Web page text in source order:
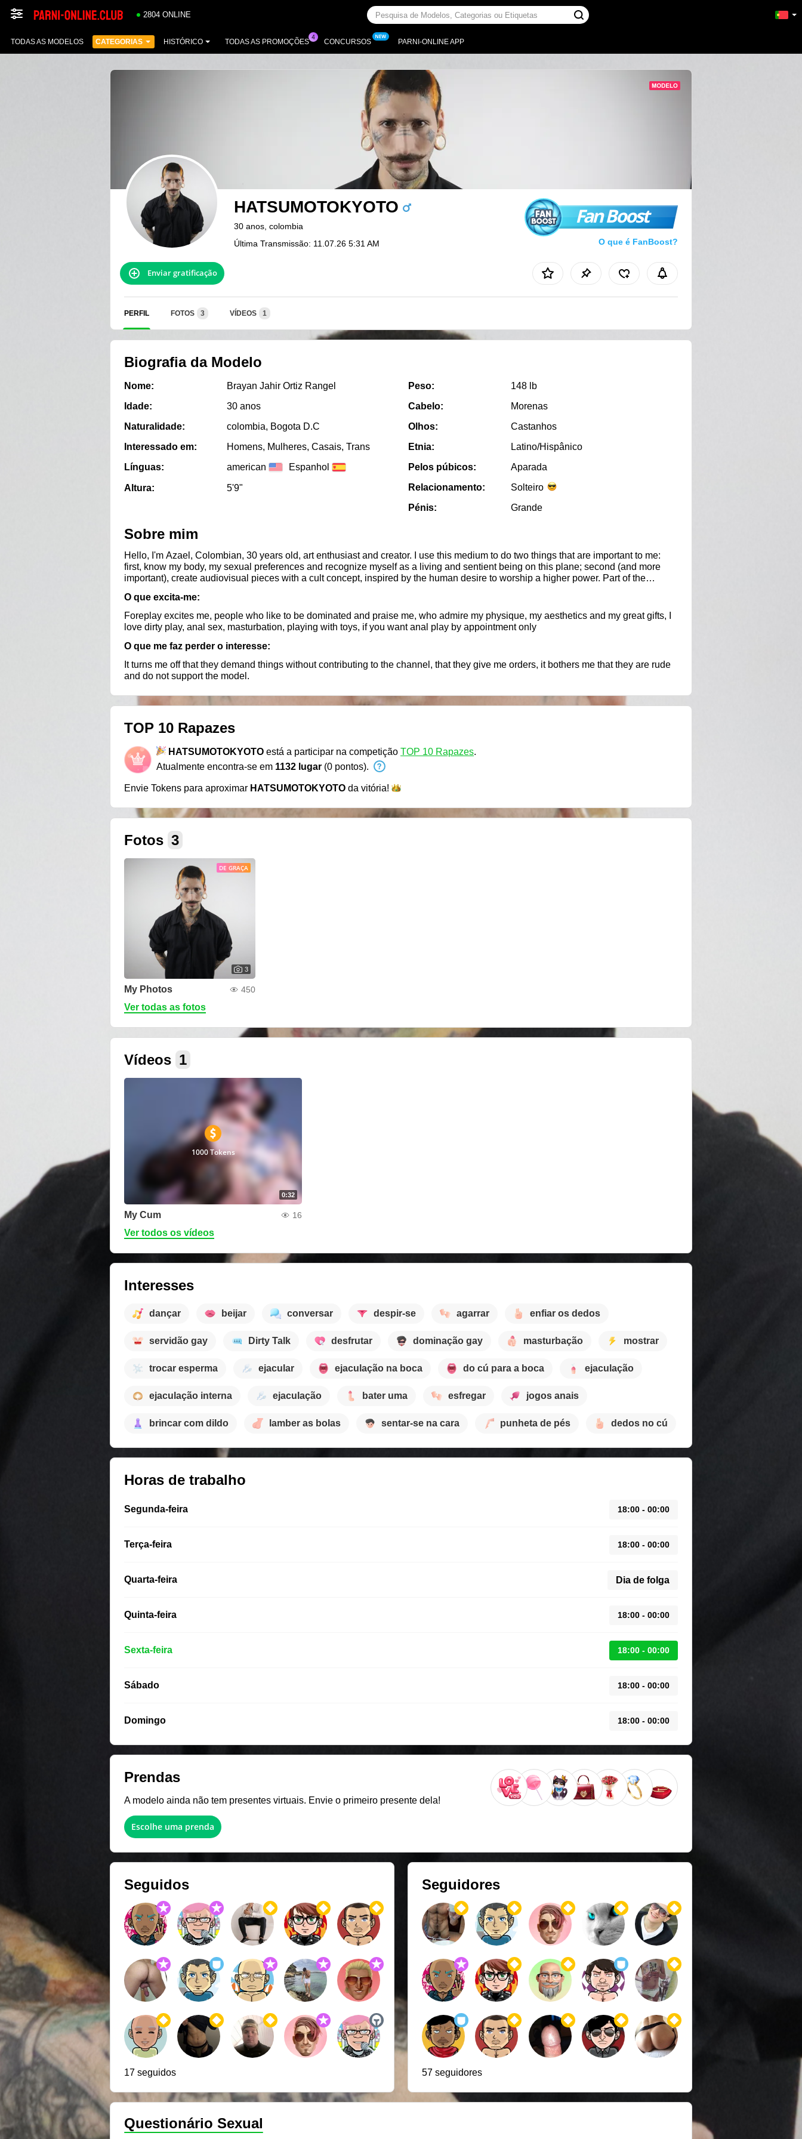
2804 ONLINE
TODAS AS MODELOS CATEGORIAS HISTÓRICO TODAS AS PROMOÇÕES CONCURSOS PARNI-ONLINE APP
HATSUMOTOKYOTO
30 anos, colombia
Última Transmissão: 11.07.26 5:31 AM
Fan Boost
O que é FanBoost?
Enviar gratificação
PERFIL FOTOS 3 VÍDEOS 1
Biografia da Modelo
Nome:
Brayan Jahir Ortiz Rangel
Idade:
30 anos
Naturalidade:
colombia, Bogota D.C
Interessado em:
Homens, Mulheres, Casais, Trans
Línguas:
american Espanhol
Altura: 5'9"
Peso:
148 lb
Cabelo:
Morenas
Olhos:
Castanhos
Etnia:
Latino/Hispânico
Pelos púbicos:
Aparada
Relacionamento:
Solteiro
Pénis:
Grande
Sobre mim
Hello, I'm Azael, Colombian, 30 years old, art enthusiast and creator. I use this medium to do two things that are important to me:
first, know my body, my sexual preferences and recognize myself as a living and sentient being on this plane; second (and more
important), create audiovisual pieces with a cult concept, inspired by the human desire to worship a higher power. Part of the
O que excita-me:
Foreplay excites me, people who like to be dominated and praise me, who admire my physique, my aesthetics and my great gifts, I
love dirty play, anal sex, masturbation, playing with toys, if you want anal play by appointment only
O que me faz perder o interesse:
It turns me off that they demand things without contributing to the channel, that they give me orders, it bothers me that they are rude
and do not support the model.
TOP 10 Rapazes
HATSUMOTOKYOTO está a participar na competição TOP 10 Rapazes.
Atualmente encontra-se em 1132 lugar (0 pontos).
Envie Tokens para aproximar HATSUMOTOKYOTO da vitória!
Fotos 3
DE GRAÇA
3
My Photos 450
Ver todas as fotos
Vídeos 1
0:32
1000 Tokens
My Cum 16
Ver todos os vídeos
Interesses
dançar beijar conversar despir-se agarrar enfiar os dedos
servidão gay Dirty Talk desfrutar dominação gay masturbação mostrar
trocar esperma ejacular ejaculação na boca do cú para a boca ejaculação
ejaculação interna ejaculação bater uma esfregar jogos anais
brincar com dildo lamber as bolas sentar-se na cara punheta de pés dedos no cú
Horas de trabalho
Segunda-feira 18:00 - 00:00
Terça-feira 18:00 - 00:00
Quarta-feira Dia de folga
Quinta-feira 18:00 - 00:00
Sexta-feira 18:00 - 00:00
Sábado 18:00 - 00:00
Domingo 18:00 - 00:00
Prendas
A modelo ainda não tem presentes virtuais. Envie o primeiro presente dela!
Escolhe uma prenda
Seguidos
17 seguidos
Seguidores
57 seguidores
Questionário Sexual